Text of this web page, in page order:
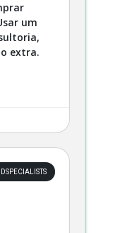
um
extra.